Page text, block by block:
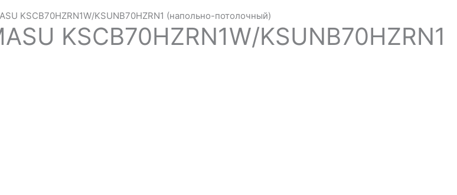
KSCB70HZRN1W/KSUNB70HZRN1 (напольно-потолочный)
KSCB70HZRN1W/KSUNB70HZRN1